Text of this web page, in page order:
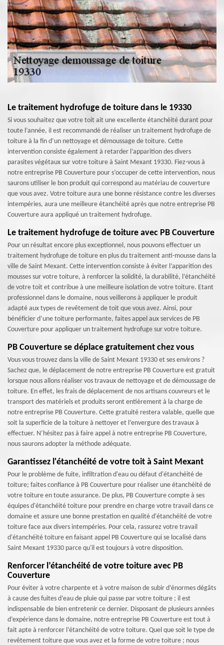
Le traitement hydrofuge de toiture dans le 19330
Si vous souhaitez que votre toit ait une excellente étanchéité durant pour
toute l’année, il est recommandé de réaliser un traitement hydrofuge de
toiture à la fin d’un nettoyage et démoussage de toiture. Cette
intervention consiste également à retarder l’apparition des divers
parasites végétaux sur votre toiture à Saint Mexant 19330. Fiez-vous à
notre entreprise PB Couverture pour s’occuper de cette intervention, nous
saurons utiliser le bon produit qui correspond au matériau de couverture
que vous avez. Votre toiture aura une bonne résistance contre les diverses
intempéries, aura une meilleure étanchéité après que notre entreprise PB
Couverture aura appliqué un traitement hydrofuge.
Le traitement hydrofuge de toiture avec PB Couverture
Pour un résultat encore plus exceptionnel, nous pouvons effectuer un
traitement hydrofuge de toiture en plus du traitement anti-mousse dans la
ville de Saint Mexant. Cette intervention consiste à éviter l’apparition des
mousses sur votre toiture, à renforcer la solidité, la durabilité, l’étanchéité
de votre toit et contribue à une meilleure isolation de votre toiture. Etant
professionnel dans le domaine, nous veillerons à appliquer le produit
adapté aux types de revêtement de toit que vous avez. Ainsi, pour
bénéficier d’une toiture performante, faites appel aux services de PB
Couverture pour appliquer un traitement hydrofuge sur votre toiture.
PB Couverture se déplace gratuitement chez vous
Vous vous trouvez dans la ville de Saint Mexant 19330 et ses environs ?
Sachez que, le déplacement de notre entreprise PB Couverture est gratuit
lorsque nous allons réaliser vos travaux de nettoyage et de démoussage de
toiture. En effet, les frais de déplacement de nos artisans couvreurs et le
transport des matériels et produits seront entièrement à la charge de
notre entreprise PB Couverture. Cette gratuité restera valable, quelle que
soit la superficie de la toiture à nettoyer et l’envergure des travaux à
effectuer. N’hésitez pas à faire appel à notre entreprise PB Couverture,
nous saurons adopter la méthode adéquate.
Garantissez l'étanchéité de votre toit à Saint Mexant
Pour le problème de fuite, infiltration d'eau ou défaut d'étanchéité de
toiture; faites confiance à PB Couverture pour réaliser une étanchéité de
votre toiture en toute assurance. De plus, PB Couverture compte à ses
équipes d'étanchéité toiture pour prendre en charge votre travail dans ce
domaine et assure une bonne prestation en qualité d'étanchéité de votre
toiture face aux divers intempéries. Pour cela, rassurez votre travail
d'étanchéité toiture en faisant appel PB Couverture qui se localisé dans
Saint Mexant 19330 parce qu'il est toujours à votre disposition.
Renforcer l’étanchéité de votre toiture avec PB
Couverture
Pour éviter à votre charpente et à votre maison de subir d’énormes dégâts
à cause des fuites d’eau de pluie qui passe par votre toiture ; il est
indispensable de bien entretenir ce dernier. Disposant de plusieurs années
d’expérience dans le domaine, notre entreprise PB Couverture est tout à
fait apte à renforcer l’étanchéité de votre toiture. Quel que soit le type de
revêtement toiture que vous avez et la forme de votre toiture ; nous